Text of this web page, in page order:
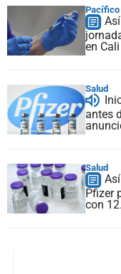
Pacífico
en Cali
Salud
antes
Salud
Pfizer
con